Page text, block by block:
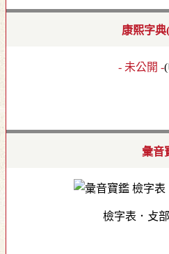
康熙字典
- 未公開 -(
彙音
檢字表．攴